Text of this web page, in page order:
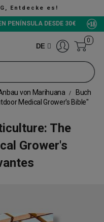
Entdecke es!
PENÍNSULA DESDE 30€
DE
0
von Marihuana
Buch
Medical Grower's Bible"
The
Grower's